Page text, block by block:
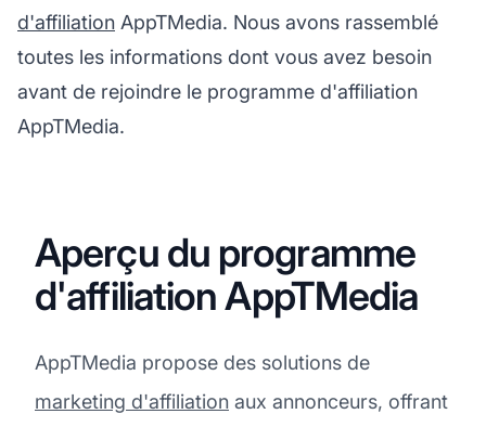
d'affiliation AppTMedia. Nous avons rassemblé
toutes les informations dont vous avez besoin
avant de rejoindre le programme d'affiliation
AppTMedia.
Aperçu du programme
d'affiliation AppTMedia
AppTMedia propose des solutions de
marketing d'affiliation aux annonceurs, offrant